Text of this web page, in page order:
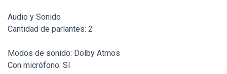
Audio y Sonido
Cantidad de parlantes: 2
Modos de sonido: Dolby Atmos
Con micrófono: Sí